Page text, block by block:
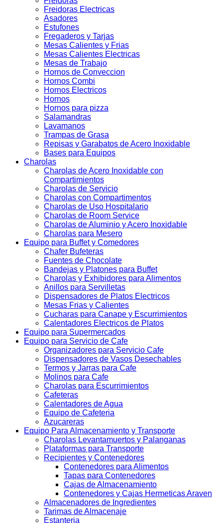
Freidoras Electricas
Asadores
Estufones
Fregaderos y Tarjas
Mesas Calientes y Frias
Mesas Calientes Electricas
Mesas de Trabajo
Hornos de Conveccion
Hornos Combi
Hornos Electricos
Hornos
Hornos para pizza
Salamandras
Lavamanos
Trampas de Grasa
Repisas y Garabatos de Acero Inoxidable
Bases para Equipos
Charolas
Charolas de Acero Inoxidable con
Compartimientos
Charolas de Servicio
Charolas con Compartimentos
Charolas de Uso Hospitalario
Charolas de Room Service
Charolas de Aluminio y Acero Inoxidable
Charolas para Mesero
Equipo para Buffet y Comedores
Chafer Bufeteras
Fuentes de Chocolate
Bandejas y Platones para Buffet
Charolas y Exhibidores para Alimentos
Anillos para Servilletas
Dispensadores de Platos Electricos
Mesas Frias y Calientes
Cucharas para Canape y Escurrimientos
Calentadores Electricos de Platos
Equipo para Supermercados
Equipo para Servicio de Cafe
Organizadores para Servicio Cafe
Dispensadores de Vasos Desechables
Termos y Jarras para Cafe
Molinos para Cafe
Charolas para Escurrimientos
Cafeteras
Calentadores de Agua
Equipo de Cafeteria
Azucareras
Equipo Para Almacenamiento y Transporte
Charolas Levantamuertos y Palanganas
Plataformas para Transporte
Recipientes y Contenedores
Contenedores para Alimentos
Tapas para Contenedores
Cajas de Almacenamiento
Contenedores y Cajas Hermeticas Araven
Almacenadores de Ingredientes
Tarimas de Almacenaje
Estanteria